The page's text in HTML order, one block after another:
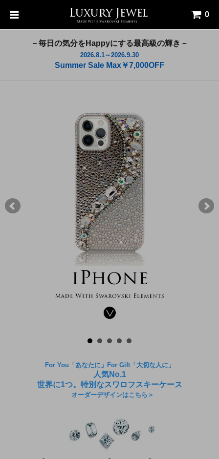
0
－毎日の気分をHappyにする最高級の輝き－
2026.8.1～2026.9.30
Summer Sale Max￥7,000OFF
For You「あなたに」For Gift「大切な人に」
人気No.1
世界に1つ。特別なスワロフスキーケース
オーダーデザインはこちら＞